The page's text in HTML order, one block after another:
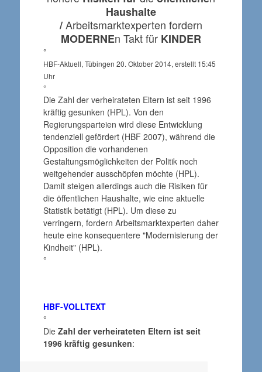
Haushalte
/Arbeitsmarktexperten fordern
MODERNEn Takt für KINDER
°
HBF-Aktuell, Tübingen 20. Oktober 2014, erstellt 15:45
Uhr
°
Die Zahl der verheirateten Eltern ist seit 1996
kräftig gesunken (HPL). Von den
Regierungsparteien wird diese Entwicklung
tendenziell gefördert (HBF 2007), während die
Opposition die vorhandenen
Gestaltungsmöglichkeiten der Politik noch
weitgehender ausschöpfen möchte (HPL).
Damit steigen allerdings auch die Risiken für
die öffentlichen Haushalte, wie eine aktuelle
Statistik betätigt (HPL). Um diese zu
verringern, fordern Arbeitsmarktexperten daher
heute eine konsequentere "Modernisierung der
Kindheit" (HPL).
°
HBF-VOLLTEXT
°
Die Zahl der verheirateten Eltern ist seit
1996 kräftig gesunken: